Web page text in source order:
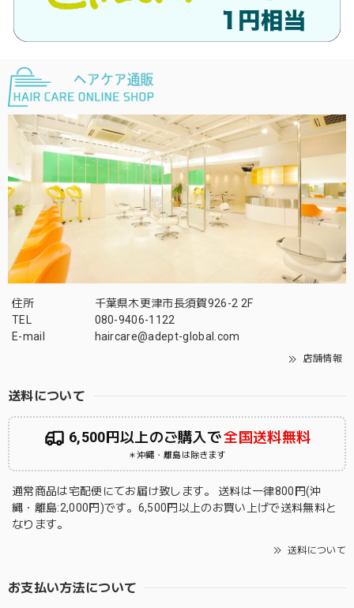
住所
千葉県木更津市長須賀926-2 2F
TEL
080-9406-1122
E-mail
haircare@adept-global.com
店舗情報
送料について
6,500円以上のご購入で全国送料無料
＊沖縄・離島は除きます
通常商品は宅配便にてお届け致します。 送料は一律800円(沖
縄・離島:2,000円)です。6,500円以上のお買い上げで送料無料と
なります。
送料について
お支払い方法について